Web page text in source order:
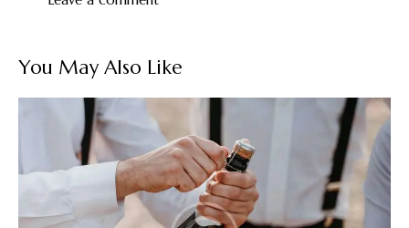
You May Also Like